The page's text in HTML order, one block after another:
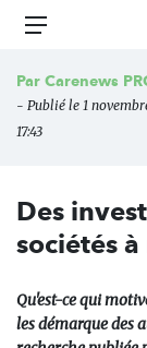
Aller
principal
Menu
Par Carenews
- Publié le 1
17:43
Des
sociétés
Qu'est-ce qui
les démarque des